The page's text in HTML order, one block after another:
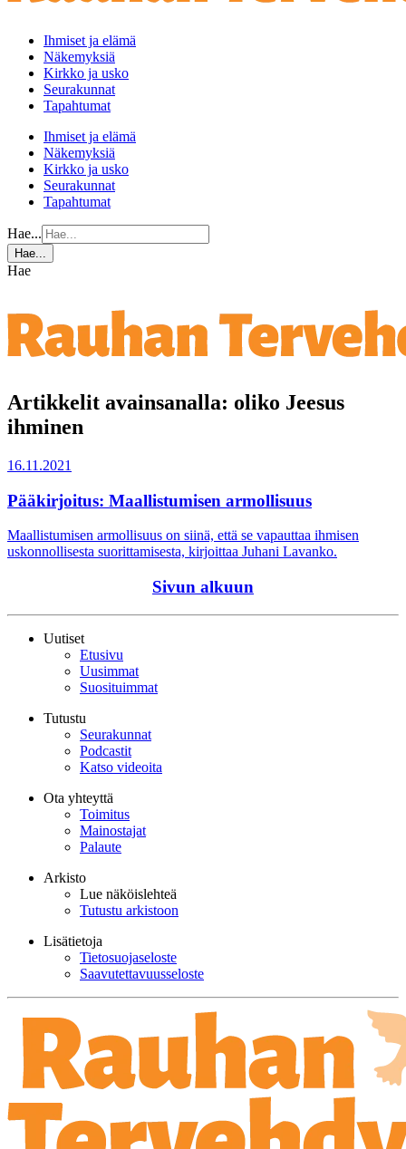
Ihmiset ja elämä
Näkemyksiä
Kirkko ja usko
Seurakunnat
Tapahtumat
Ihmiset ja elämä
Näkemyksiä
Kirkko ja usko
Seurakunnat
Tapahtumat
Hae...
Hae...
Hae
Artikkelit avainsanalla: oliko Jeesus
ihminen
16.11.2021
Pääkirjoitus: Maallistumisen armollisuus
Maallistumisen armollisuus on siinä, että se vapauttaa ihmisen
uskonnollisesta suorittamisesta, kirjoittaa Juhani Lavanko.
Sivun alkuun
Uutiset
Etusivu
Uusimmat
Suosituimmat
Tutustu
Seurakunnat
Podcastit
Katso videoita
Ota yhteyttä
Toimitus
Mainostajat
Palaute
Arkisto
Lue näköislehteä
Tutustu arkistoon
Lisätietoja
Tietosuojaseloste
Saavutettavuusseloste